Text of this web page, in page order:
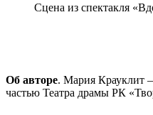
Сцена из спектакля
Об авторе. Мария Крауклит
частью Театра драмы РК